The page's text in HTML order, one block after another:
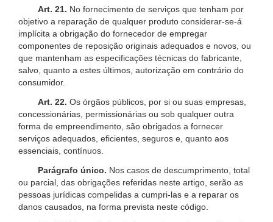
Art. 21. No fornecimento de serviços que tenham por
objetivo a reparação de qualquer produto considerar-se-á
implícita a obrigação do fornecedor de empregar
componentes de reposição originais adequados e novos, ou
que mantenham as especificações técnicas do fabricante,
salvo, quanto a estes últimos, autorização em contrário do
consumidor.
Art. 22. Os órgãos públicos, por si ou suas empresas,
concessionárias, permissionárias ou sob qualquer outra
forma de empreendimento, são obrigados a fornecer
serviços adequados, eficientes, seguros e, quanto aos
essenciais, contínuos.
Parágrafo único. Nos casos de descumprimento, total
ou parcial, das obrigações referidas neste artigo, serão as
pessoas jurídicas compelidas a cumpri-las e a reparar os
danos causados, na forma prevista neste código.